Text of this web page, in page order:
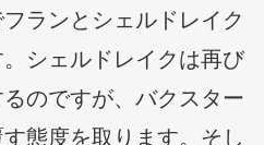
ランとシェルドレイク
シェルドレイクは再び
のですが、バクスター
態度を取ります。そし